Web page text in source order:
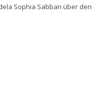
Sophia Sabban über den